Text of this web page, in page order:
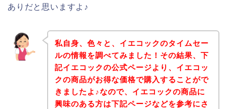
ありだと思いますよ♪
私自身、色々と、イエコックのタイムセー
ルの情報を調べてみました！その結果、下
記イエコックの公式ページより、イエコッ
クの商品がお得な価格で購入することがで
きましたよ♪なので、イエコックの商品に
興味のある方は下記ページなどを参考にさ